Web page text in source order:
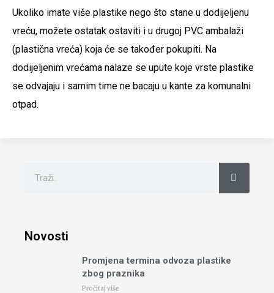
Ukoliko imate više plastike nego što stane u dodijeljenu
vreću, možete ostatak ostaviti i u drugoj PVC ambalaži
(plastična vreća) koja će se također pokupiti. Na
dodijeljenim vrećama nalaze se upute koje vrste plastike
se odvajaju i samim time ne bacaju u kante za komunalni
otpad.
Novosti
Promjena termina odvoza plastike
zbog praznika
Pročitaj više